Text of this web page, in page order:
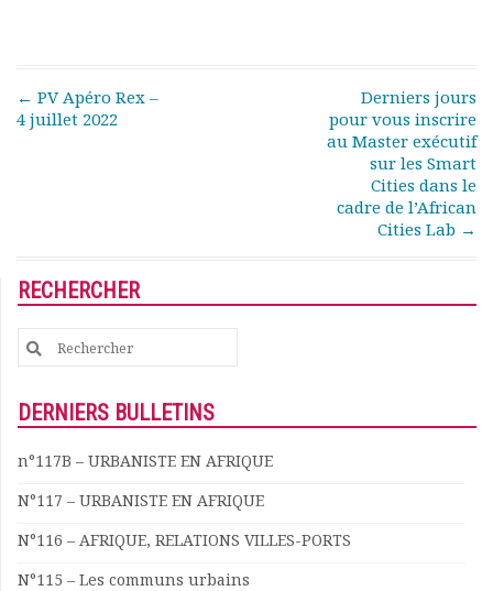
Post navigation
← PV Apéro Rex –
4 juillet 2022
Derniers jours
pour vous inscrire
au Master exécutif
sur les Smart
Cities dans le
cadre de l’African
Cities Lab →
RECHERCHER
Search
for:
DERNIERS BULLETINS
n°117B – URBANISTE EN AFRIQUE
N°117 – URBANISTE EN AFRIQUE
N°116 – AFRIQUE, RELATIONS VILLES-PORTS
N°115 – Les communs urbains